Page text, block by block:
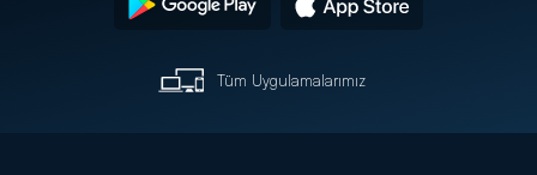
Tüm Uygulamalarımız